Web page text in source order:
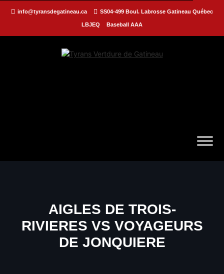
info@tyransdegatineau.ca SS04-499 Boul. Labrosse Gatineau Québec
LBJEQ Baseball AAA
AIGLES DE TROIS-
RIVIERES VS VOYAGEURS
DE JONQUIERE